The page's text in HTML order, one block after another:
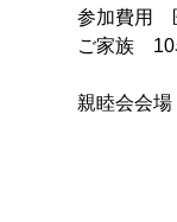
参加費用
ご家族　
親睦会会